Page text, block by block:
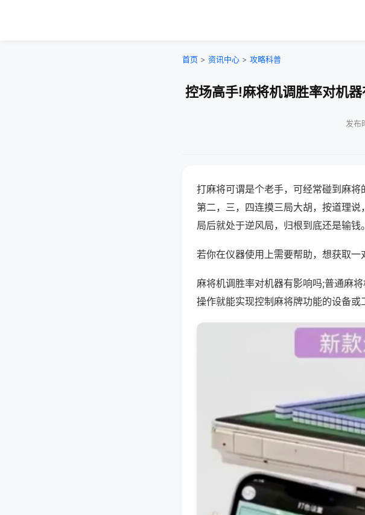
首页 > 资讯中心 > 攻略科普
控场高手!麻将机调胜率对机
发布
打麻将可谓是个老手，可经常碰到麻将
第二，三，四连摸三局大胡，按道理
局后就处于逆风局，归根到底还是输钱。
若你在仪器使用上需要帮助，想获取
麻将机调胜率对机器有影响吗;普通麻
操作就能实现控制麻将牌功能的设备或